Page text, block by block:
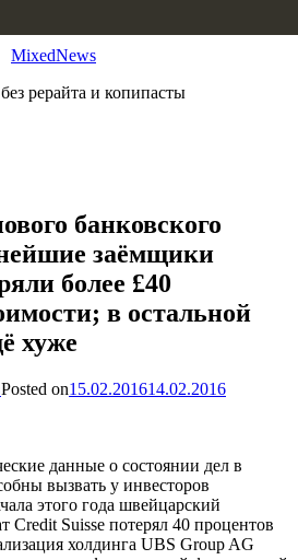
MixedNews
рерайта и копипасты
банковского
заёмщики
более £40
в остальной
хуже
Posted on15.02.201614.02.2016
данные о состоянии дел в
вызвать у инвесторов
этого года швейцарский
Credit Suisse потерял 40 процентов
холдинга UBS Group AG